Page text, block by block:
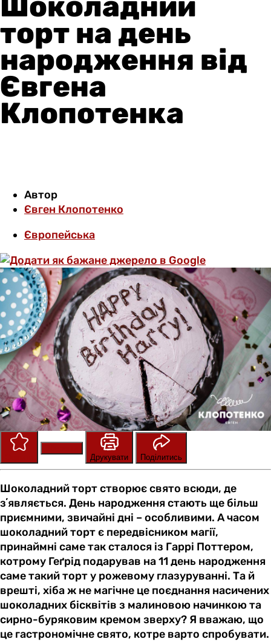
торт на день
народження від
Євгена
Клопотенка
Автор
Євген Клопотенко
Європейська
Друкувати
Поділитись
Шоколадний торт створює свято всюди, де
зʼявляється. День народження стають ще більш
приємними, звичайні дні – особливими. А часом
шоколадний торт є передвісником магії,
принаймні саме так сталося із Гаррі Поттером,
котрому Геґрід подарував на 11 день народження
саме такий торт у рожевому глазуруванні. Та й
врешті, хіба ж не магічне це поєднання насичених
шоколадних бісквітів з малиновою начинкою та
сирно-буряковим кремом зверху? Я вважаю, що
це гастрономічне свято, котре варто спробувати.